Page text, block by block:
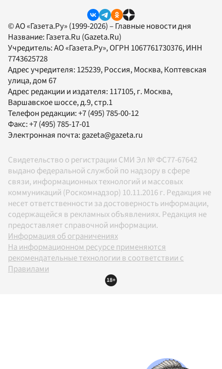
© АО «Газета.Ру» (1999-2026) – Главные новости дня
Название: Газета.Ru (Gazeta.Ru)
Учредитель:АО «Газета.Ру», ОГРН 1067761730376, ИНН
7743625728
Адрес учредителя: 125239, Россия, Москва, Коптевская
улица, дом 67
Адрес редакции и издателя: 117105, г. Москва,
Варшавское шоссе, д.9, стр.1
Телефон редакции:+7 (495) 785-00-12
Факс:+7 (495) 785-17-01
Электронная почта: gazeta@gazeta.ru
Свидетельство о регистрации СМИ Эл № ФС77-67642
выдано федеральной службой по надзору в сфере
связи, информационных технологий и массовых
коммуникаций (Роскомнадзор) 10.11.2016 г. Редакция не
несет ответственности за достоверность информации,
содержащейся в рекламных объявлениях. Редакция не
предоставляет справочной информации.
Информация об ограничениях
На информационном ресурсе применяются
рекомендательные технологии в соответствии с
Правилами
18+